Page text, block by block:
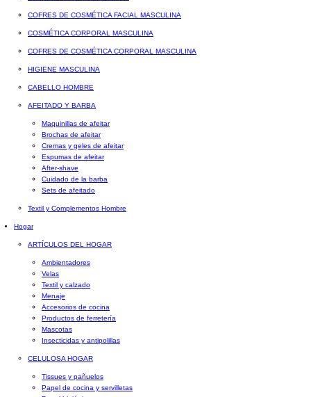
COFRES DE COSMÉTICA FACIAL MASCULINA
COSMÉTICA CORPORAL MASCULINA
COFRES DE COSMÉTICA CORPORAL MASCULINA
HIGIENE MASCULINA
CABELLO HOMBRE
AFEITADO Y BARBA
Maquinillas de afeitar
Brochas de afeitar
Cremas y geles de afeitar
Espumas de afeitar
After-shave
Cuidado de la barba
Sets de afeitado
Textil y Complementos Hombre
Hogar
ARTÍCULOS DEL HOGAR
Ambientadores
Velas
Textil y calzado
Menaje
Accesorios de cocina
Productos de ferretería
Mascotas
Insecticidas y antipolillas
CELULOSA HOGAR
Tissues y pañuelos
Papel de cocina y servilletas